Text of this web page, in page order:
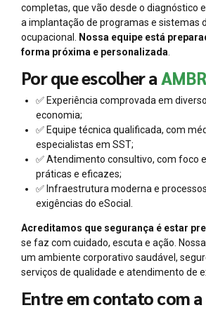
completas, que vão desde o diagnóstico
a implantação de programas e sistemas
ocupacional.
Nossa equipe está
forma próxima e personalizada
Por que escolher a
✅ Experiência comprovada em
economia;
✅ Equipe técnica qualificada, com
especialistas em SST;
✅ Atendimento consultivo, com foco
práticas e eficazes;
✅ Infraestrutura moderna e
exigências do eSocial.
Acreditamos que segurança é estar
se faz com cuidado, escuta e ação.
um ambiente corporativo saudável,
serviços de qualidade e atendimento de
Entre em contato com a